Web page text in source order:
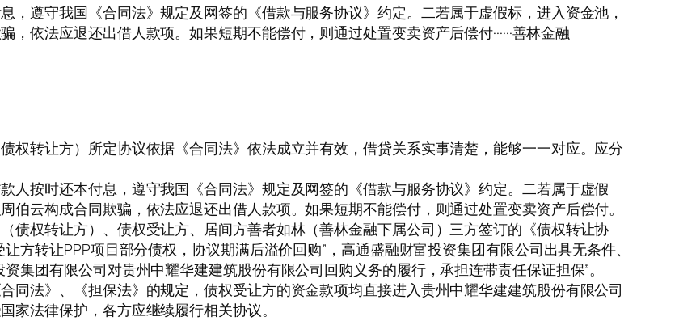
，遵守我国《合同法》规定及网签的《借款与服务协议》约定。二若属于虚假标，进入资金池，
依法应退还出借人款项。如果短期不能偿付，则通过处置变卖资产后偿付······善林金融
权转让方）所定协议依据《合同法》依法成立并有效，借贷关系实事清楚，能够一一对应。应分
人按时还本付息，遵守我国《合同法》规定及网签的《借款与服务协议》约定。二若属于虚假
云构成合同欺骗，依法应退还出借人款项。如果短期不能偿付，则通过处置变卖资产后偿付。
债权转让方）、债权受让方、居间方善者如林（善林金融下属公司）三方签订的《债权转让协
方转让PPP项目部分债权，协议期满后溢价回购”，高通盛融财富投资集团有限公司出具无条件、
集团有限公司对贵州中耀华建建筑股份有限公司回购义务的履行，承担连带责任保证担保”。
同法》、《担保法》的规定，债权受让方的资金款项均直接进入贵州中耀华建建筑股份有限公司
家法律保护，各方应继续履行相关协议。